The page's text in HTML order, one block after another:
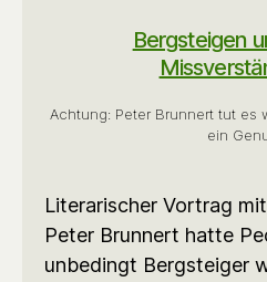
Bergsteigen
Achtung: Peter Brunnert tut es
ein
Literarischer Vortrag
Peter Brunnert hatte
unbedingt Bergsteiger